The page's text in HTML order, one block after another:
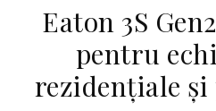
Eaton 3S
pentru
rezidențiale și